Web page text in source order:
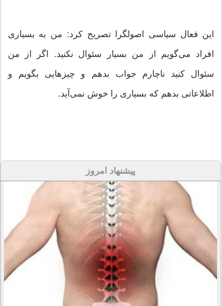
این فعال سیاسی اصولگرا تصریح کرد: من به بسیاری
افراد می‌گویم از من بسیار سئوال نکنید. اگر از من
سئوال کنید ناچارم جواب بدهم و چیزهایی بگویم و
اطلاعاتی بدهم که بسیاری را خوش نمی‌آید.
پیشنهاد امروز